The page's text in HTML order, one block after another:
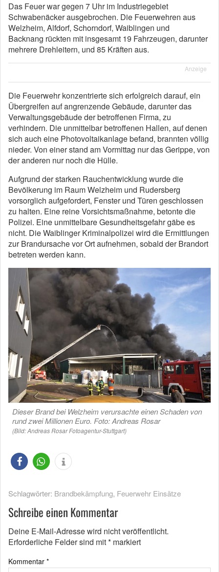
Das Feuer war gegen 7 Uhr im Industriegebiet
Schwabenäcker ausgebrochen. Die Feuerwehren aus
Welzheim, Alfdorf, Schorndorf, Waiblingen und
Backnang rückten mit insgesamt 19 Fahrzeugen, darunter
mehrere Drehleitern, und 85 Kräften aus.
Anzeige
Die Feuerwehr konzentrierte sich erfolgreich darauf, ein
Übergreifen auf angrenzende Gebäude, darunter das
Verwaltungsgebäude der betroffenen Firma, zu
verhindern. Die unmittelbar betroffenen Hallen, auf denen
sich auch eine Photovoltaikanlage befand, brannten völlig
nieder. Von einer stand am Vormittag nur das Gerippe, von
der anderen nur noch die Hülle.
Aufgrund der starken Rauchentwicklung wurde die
Bevölkerung im Raum Welzheim und Rudersberg
vorsorglich aufgefordert, Fenster und Türen geschlossen
zu halten. Eine reine Vorsichtsmaßnahme, betonte die
Polizei. Eine unmittelbare Gesundheitsgefahr gäbe es
nicht. Die Waiblinger Kriminalpolizei wird die Ermittlungen
zur Brandursache vor Ort aufnehmen, sobald der Brandort
betreten werden kann.
Dieser Brand bei Welzheim verursachte einen Schaden von
rund zwei Millionen Euro. Foto: Andreas Rosar
(Bild: Andreas Rosar Fotoagentur-Stuttgart)
Schlagwörter: Brandbekämpfung, Feuerwehr Einsätze
Schreibe einen Kommentar
Deine E-Mail-Adresse wird nicht veröffentlicht.
Erforderliche Felder sind mit* markiert
Kommentar *